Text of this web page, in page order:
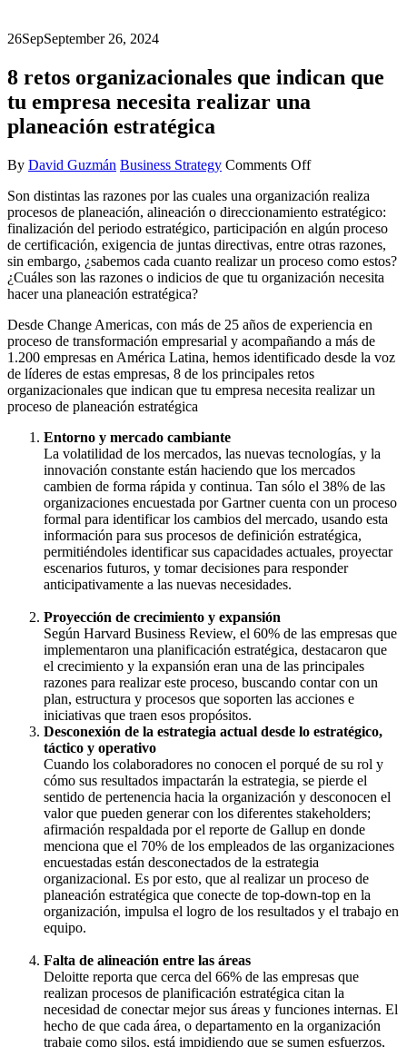
26SepSeptember 26, 2024
8 retos organizacionales que indican que
tu empresa necesita realizar una
planeación estratégica
By David Guzmán Business Strategy Comments Offon
retos
organizacionales
que
indican
que
tu
realizar
una
planeación
estratégica
Son distintas las razones por las cuales una organización realiza
procesos de planeación, alineación o direccionamiento estratégico:
finalización del periodo estratégico, participación en algún proceso
de certificación, exigencia de juntas directivas, entre otras razones,
sin embargo, ¿sabemos cada cuanto realizar un proceso como estos?
¿Cuáles son las razones o indicios de que tu organización necesita
hacer una planeación estratégica?
Desde Change Americas, con más de 25 años de experiencia en
proceso de transformación empresarial y acompañando a más de
1.200 empresas en América Latina, hemos identificado desde la voz
de líderes de estas empresas, 8 de los principales retos
organizacionales que indican que tu empresa necesita realizar un
proceso de planeación estratégica
Entorno y mercado cambiante
La volatilidad de los mercados, las nuevas tecnologías, y la
innovación constante están haciendo que los mercados
cambien de forma rápida y continua. Tan sólo el 38% de las
organizaciones encuestada por Gartner cuenta con un proceso
formal para identificar los cambios del mercado, usando esta
información para sus procesos de definición estratégica,
permitiéndoles identificar sus capacidades actuales, proyectar
escenarios futuros, y tomar decisiones para responder
anticipativamente a las nuevas necesidades.
Proyección de crecimiento y expansión
Según Harvard Business Review, el 60% de las empresas que
implementaron una planificación estratégica, destacaron que
el crecimiento y la expansión eran una de las principales
razones para realizar este proceso, buscando contar con un
plan, estructura y procesos que soporten las acciones e
iniciativas que traen esos propósitos.
Desconexión de la estrategia actual desde lo estratégico,
táctico y operativo
Cuando los colaboradores no conocen el porqué de su rol y
cómo sus resultados impactarán la estrategia, se pierde el
sentido de pertenencia hacia la organización y desconocen el
valor que pueden generar con los diferentes stakeholders;
afirmación respaldada por el reporte de Gallup en donde
menciona que el 70% de los empleados de las organizaciones
encuestadas están desconectados de la estrategia
organizacional. Es por esto, que al realizar un proceso de
planeación estratégica que conecte de top-down-top en la
organización, impulsa el logro de los resultados y el trabajo en
equipo.
Falta de alineación entre las áreas
Deloitte reporta que cerca del 66% de las empresas que
realizan procesos de planificación estratégica citan la
necesidad de conectar mejor sus áreas y funciones internas. El
hecho de que cada área, o departamento en la organización
trabaje como silos, está impidiendo que se sumen esfuerzos,